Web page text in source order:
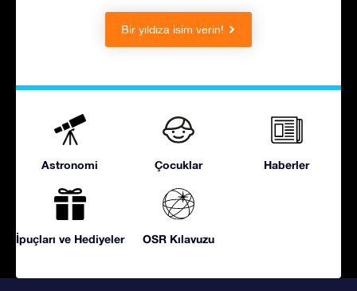
Bir yıldıza isim verin!
Astronomi Çocuklar Haberler
İpuçları ve Hediyeler OSR Kılavuzu